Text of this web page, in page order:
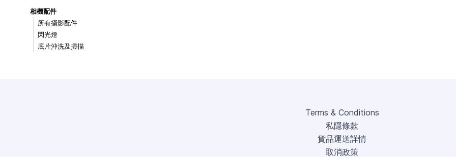
相機配件
所有攝影配件
閃光燈
底片沖洗及掃描
Terms & Conditions
私隱條款
貨品運送詳情
取消政策